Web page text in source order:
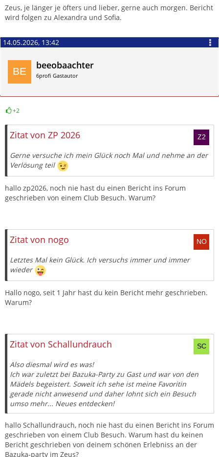
Zeus, je länger je öfters und lieber, gerne auch morgen. Bericht
wird folgen zu Alexandra und Sofia.
Zitieren
14.05.2026, 13:42
beeobaachter
6profi Gastautor
+2
Zitat von ZP 2026
Gerne versuche ich mein Glück noch Mal und nehme an der
Verlösung teil
hallo zp2026, noch nie hast du einen Bericht ins Forum
geschrieben von einem Club Besuch. Warum?
Zitat von nogo
Letztes Mal kein Glück. Ich versuchs immer und immer
wieder
Hallo nogo, seit 1 Jahr hast du kein Bericht mehr geschrieben.
Warum?
Zitat von Schallundrauch
Also diesmal wird es was!
Ich war zuletzt bei Bazuka-Party zu Gast und war von den
Mädels begeistert. Soweit ich sehe ist meine Favoritin
gerade nicht anwesend und daher lohnt sich ein Besuch
umso mehr... Neues entdecken!
hallo Schallundrauch, noch nie hast du einen Bericht ins Forum
geschrieben von einem Club Besuch. Warum hast du keinen
Bericht geschrieben von deinem schönen Erlebniss an der
Bazuka-party im Zeus?